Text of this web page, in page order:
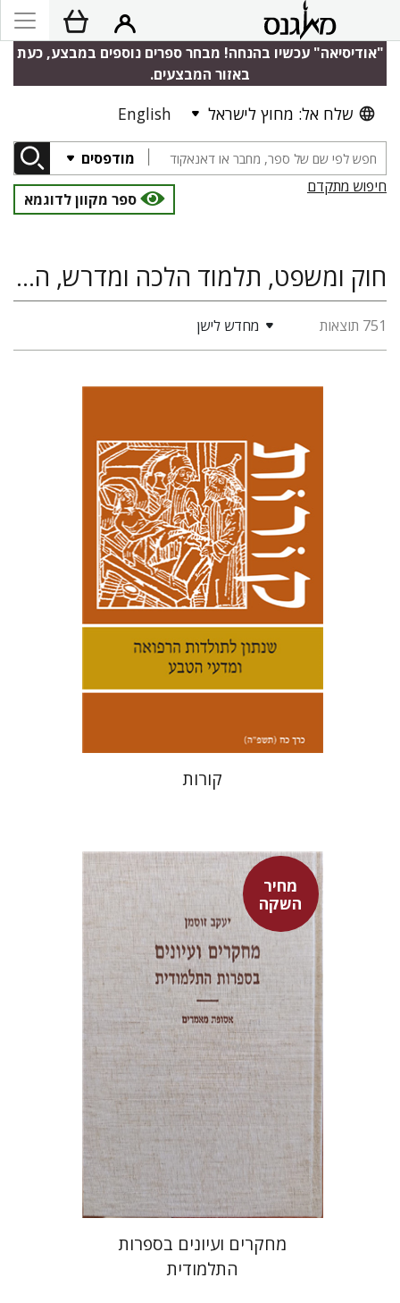
"אודיסיאה" עכשיו בהנחה! מבחר ספרים נוספים במבצע, כעת
באזור המבצעים.
שלח אל: מחוץ לישראל English
מודפסים
חיפוש מתקדם
ספר מקוון לדוגמא
חוק ומשפט, תלמוד הלכה ומדרש, היסטוריה יהודית
751 תוצאות מחדש לישן
קנת קולינס
הנחת אתר ספר מודפס
$42
$38
קורות
מחיר
השקה
יעקב זוסמן
מחיר השקה
$78
$55
מחקרים ועיונים בספרות
התלמודית